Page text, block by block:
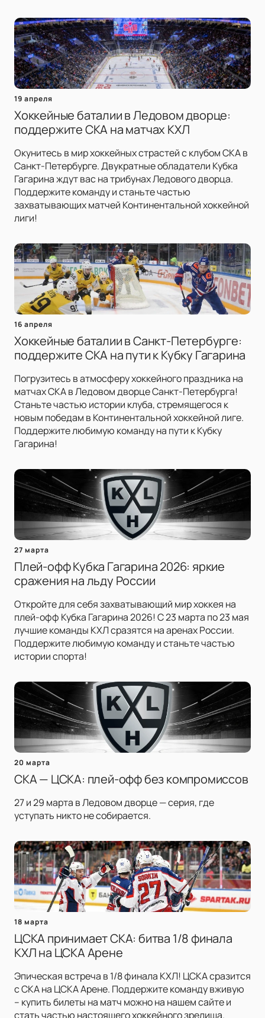
19 апреля
Хоккейные баталии в Ледовом дворце:
поддержите СКА на матчах КХЛ
Окунитесь в мир хоккейных страстей с клубом СКА в
Санкт-Петербурге. Двукратные обладатели Кубка
Гагарина ждут вас на трибунах Ледового дворца.
Поддержите команду и станьте частью
захватывающих матчей Континентальной хоккейной
лиги!
16 апреля
Хоккейные баталии в Санкт-Петербурге:
поддержите СКА на пути к Кубку Гагарина
Погрузитесь в атмосферу хоккейного праздника на
матчах СКА в Ледовом дворце Санкт-Петербурга!
Станьте частью истории клуба, стремящегося к
новым победам в Континентальной хоккейной лиге.
Поддержите любимую команду на пути к Кубку
Гагарина!
27 марта
Плей-офф Кубка Гагарина 2026: яркие
сражения на льду России
Откройте для себя захватывающий мир хоккея на
плей-офф Кубка Гагарина 2026! С 23 марта по 23 мая
лучшие команды КХЛ сразятся на аренах России.
Поддержите любимую команду и станьте частью
истории спорта!
20 марта
СКА — ЦСКА: плей-офф без компромиссов
27 и 29 марта в Ледовом дворце — серия, где
уступать никто не собирается.
18 марта
ЦСКА принимает СКА: битва 1/8 финала
КХЛ на ЦСКА Арене
Эпическая встреча в 1/8 финала КХЛ! ЦСКА сразится
с СКА на ЦСКА Арене. Поддержите команду вживую
– купить билеты на матч можно на нашем сайте и
стать частью настоящего хоккейного зрелища.